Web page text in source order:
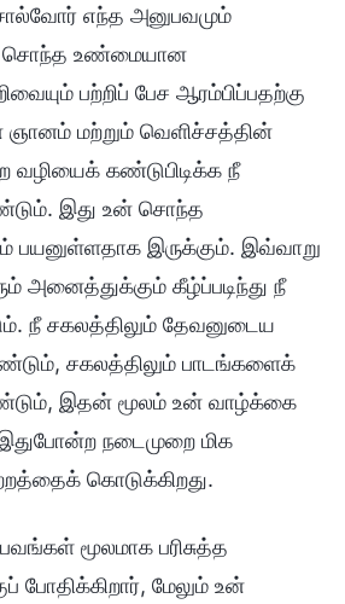
எந்த அனுபவமும்
சொந்த உண்மையான
பற்றிப் பேச ஆரம்பிப்பதற்கு
ஞானம் மற்றும் வெளிச்சத்தின்
வழியைக் கண்டுபிடிக்க நீ
இது உன் சொந்த
பயனுள்ளதாக இருக்கும். இவ்வாறு
அனைத்துக்கும் கீழ்ப்படிந்து நீ
நீ சகலத்திலும் தேவனுடைய
சகலத்திலும் பாடங்களைக்
இதன் மூலம் உன் வாழ்க்கை
நடைமுறை மிக
கொடுக்கிறது.
மூலமாக பரிசுத்த
போதிக்கிறார், மேலும் உன்